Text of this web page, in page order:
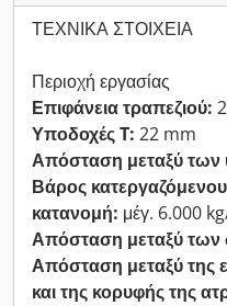
ΤΕΧΝΙΚΑ ΣΤΟΙΧΕΙΑ
Περιοχή εργασίας
Επιφάνεια τραπεζιού:
Υποδοχές T: 22 mm
Απόσταση μεταξύ
Βάρος
κατανομή: μέγ. 6.000
Απόσταση μεταξύ των
Απόσταση μεταξύ της
και της κορυφής της